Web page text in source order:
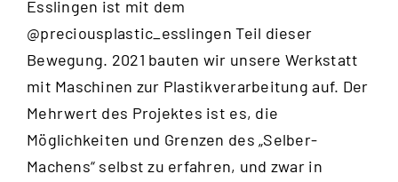
Esslingen ist mit dem
@preciousplastic_esslingen Teil dieser
Bewegung. 2021 bauten wir unsere Werkstatt
mit Maschinen zur Plastikverarbeitung auf. Der
Mehrwert des Projektes ist es, die
Möglichkeiten und Grenzen des „Selber-
Machens“ selbst zu erfahren, und zwar in